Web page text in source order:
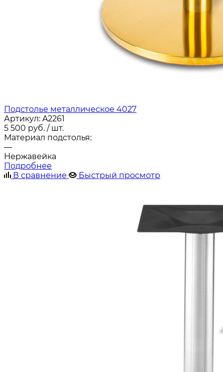
Подстолье металлическое 4027
Артикул: A2261
5 500 руб. / шт.
Материал подстолья:
—
Нержавейка
Подробнее
В сравнение
Быстрый просмотр